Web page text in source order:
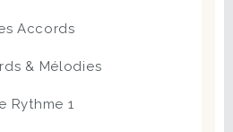
Accords
& Mélodies
Rythme 1